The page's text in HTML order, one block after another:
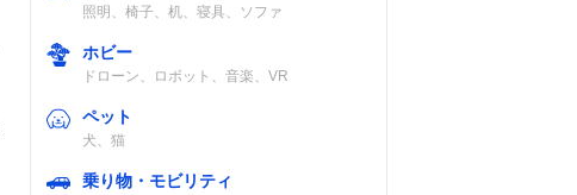
照明、椅子、机、寝具、ソファ
ホビー
ドローン、ロボット、音楽、VR
ペット
犬、猫
乗り物・モビリティ